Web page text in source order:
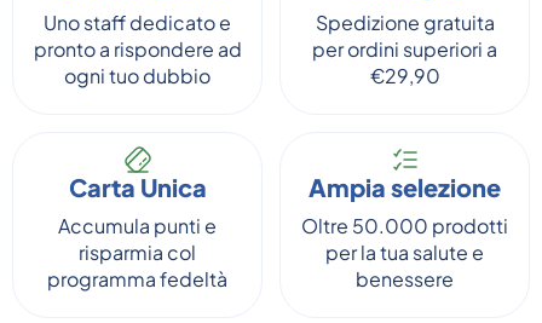
Uno staff dedicato e
pronto a rispondere ad
ogni tuo dubbio
Spedizione gratuita
per ordini superiori a
€29,90
Carta Unica
Accumula punti e
risparmia col
programma fedeltà
Ampia selezione
Oltre 50.000 prodotti
per la tua salute e
benessere